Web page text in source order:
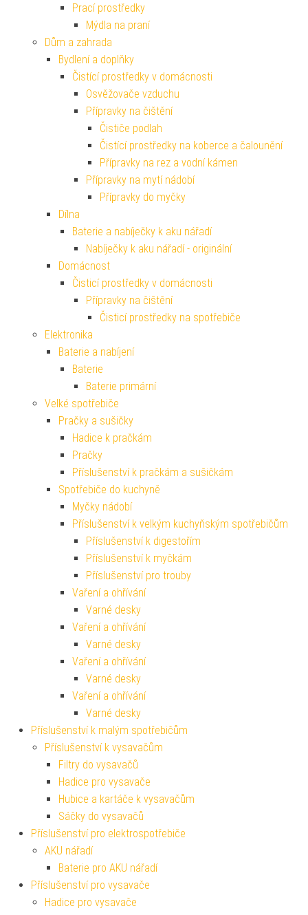
Prací prostředky
Mýdla na praní
Dům a zahrada
Bydlení a doplňky
Čistící prostředky v domácnosti
Osvěžovače vzduchu
Přípravky na čištění
Čističe podlah
Čistící prostředky na koberce a čalounění
Přípravky na rez a vodní kámen
Přípravky na mytí nádobí
Přípravky do myčky
Dílna
Baterie a nabíječky k aku nářadí
Nabíječky k aku nářadí - originální
Domácnost
Čisticí prostředky v domácnosti
Přípravky na čištění
Čisticí prostředky na spotřebiče
Elektronika
Baterie a nabíjení
Baterie
Baterie primární
Velké spotřebiče
Pračky a sušičky
Hadice k pračkám
Pračky
Příslušenství k pračkám a sušičkám
Spotřebiče do kuchyně
Myčky nádobí
Příslušenství k velkým kuchyňským spotřebičům
Příslušenství k digestořím
Příslušenství k myčkám
Příslušenství pro trouby
Vaření a ohřívání
Varné desky
Vaření a ohřívání
Varné desky
Vaření a ohřívání
Varné desky
Vaření a ohřívání
Varné desky
Příslušenství k malým spotřebičům
Příslušenství k vysavačům
Filtry do vysavačů
Hadice pro vysavače
Hubice a kartáče k vysavačům
Sáčky do vysavačů
Příslušenství pro elektrospotřebiče
AKU nářadí
Baterie pro AKU nářadí
Příslušenství pro vysavače
Hadice pro vysavače